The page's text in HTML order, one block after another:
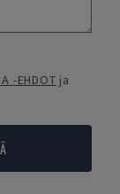
-EHDOT ja